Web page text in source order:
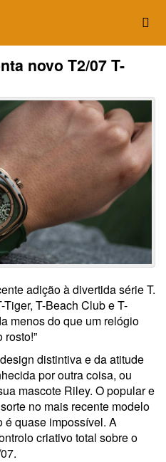
novo T2/07 T-
adição à divertida série T.
T-Beach Club e T-
menos do que um relógio
distintiva e da atitude
por outra coisa, ou
mascote Riley. O popular e
no mais recente modelo
é quase impossível. A
criativo total sobre o